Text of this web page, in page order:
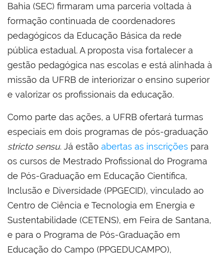
Bahia (SEC) firmaram uma parceria voltada à
formação continuada de coordenadores
pedagógicos da Educação Básica da rede
pública estadual. A proposta visa fortalecer a
gestão pedagógica nas escolas e está alinhada à
missão da UFRB de interiorizar o ensino superior
e valorizar os profissionais da educação.
Como parte das ações, a UFRB ofertará turmas
especiais em dois programas de pós-graduação
stricto sensu. Já estão abertas as inscrições para
os cursos de Mestrado Profissional do Programa
de Pós-Graduação em Educação Científica,
Inclusão e Diversidade (PPGECID), vinculado ao
Centro de Ciência e Tecnologia em Energia e
Sustentabilidade (CETENS), em Feira de Santana,
e para o Programa de Pós-Graduação em
Educação do Campo (PPGEDUCAMPO),